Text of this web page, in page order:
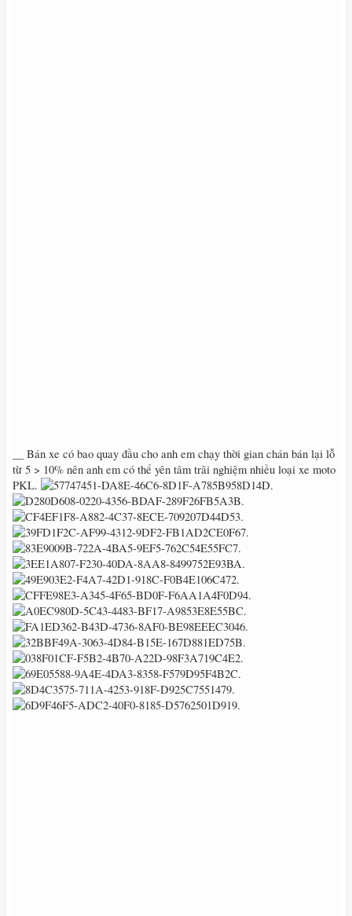
__ Bán xe có bao quay đầu cho anh em chạy thời gian chán bán lại lỗ
từ 5 > 10% nên anh em có thể yên tâm trãi nghiệm nhiều loại xe moto
PKL‭.